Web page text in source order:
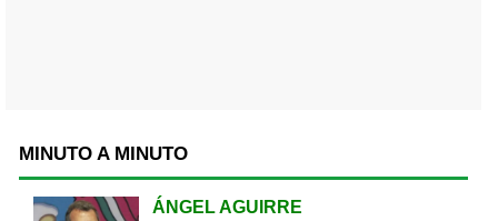
MINUTO A MINUTO
ÁNGEL AGUIRRE